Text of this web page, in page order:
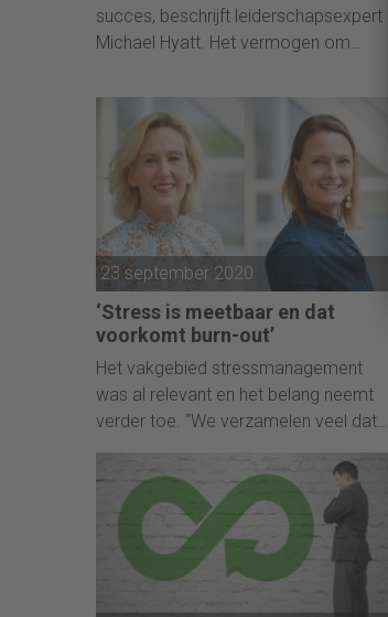
succes, beschrijft leiderschapsexpert
Michael Hyatt. Het vermogen om
visualiseren en deze toekomstvisie te
delen met anderen onderscheidt
leiders van niet-leiders.
23 september 2020
‘Stress is meetbaar en dat
voorkomt burn-out’
Het vakgebied stressmanagement
was al relevant en het belang neemt
verder toe. “We verzamelen veel data
en zien dat het stressniveau
toeneemt.”